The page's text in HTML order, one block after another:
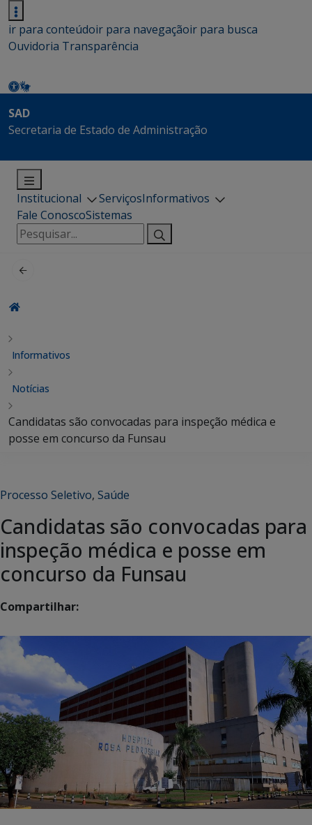
ir para conteúdoir para navegaçãoir para busca
Ouvidoria Transparência
SAD
Secretaria de Estado de Administração
Institucional ServiçosInformativos
Fale ConoscoSistemas
Pesquisar
por:
Informativos
Notícias
Candidatas são convocadas para inspeção médica e
posse em concurso da Funsau
Processo Seletivo, Saúde
Candidatas são convocadas para
inspeção médica e posse em
concurso da Funsau
Compartilhar: